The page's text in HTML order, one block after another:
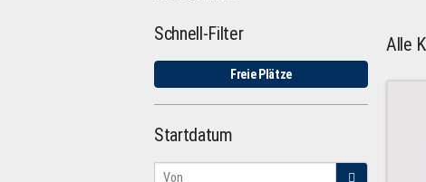
Schnell-Filter
Freie Plätze
Startdatum
Alle